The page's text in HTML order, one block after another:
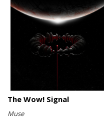
The Wow! Signal
Muse